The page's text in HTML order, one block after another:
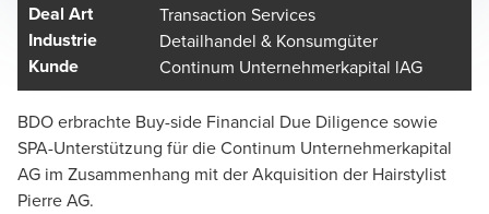
Deal Art Transaction Services
Industrie Detailhandel & Konsumgüter
Kunde Continum Unternehmerkapital lAG
BDO erbrachte Buy-side Financial Due Diligence sowie
SPA-Unterstützung für die Continum Unternehmerkapital
AG im Zusammenhang mit der Akquisition der Hairstylist
Pierre AG.
Matthias Büeler
Co-Leiter M&A Schweiz, Luzern - Partner